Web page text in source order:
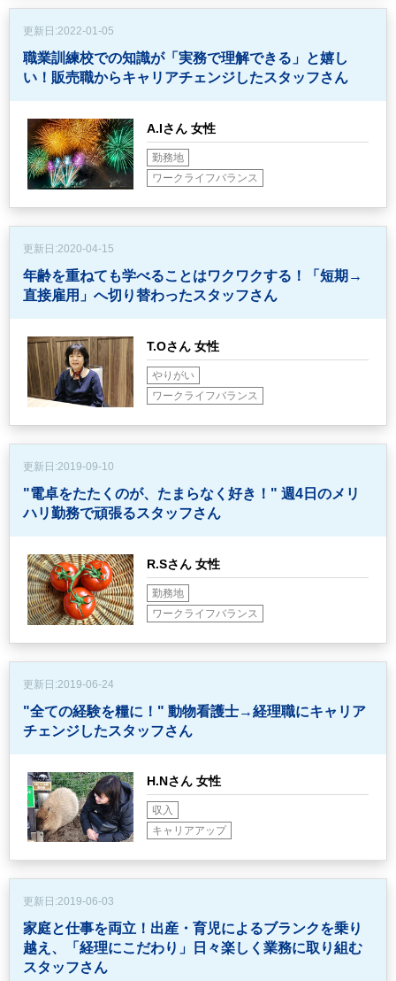
更新日:2022-01-05
職業訓練校での知識が「実務で理解できる」と嬉し
い！ 販売職からキャリアチェンジしたスタッフさん
A.Iさん 女性
勤務地
ワークライフバランス
更新日:2020-04-15
年齢を重ねても学べることはワクワクする！
「短期→
直接雇用」へ切り替わったスタッフさん
T.Oさん 女性
やりがい
ワークライフバランス
更新日:2019-09-10
"電卓をたたくのが、たまらなく好き！" 週4日のメリ
ハリ勤務で頑張るスタッフさん
R.Sさん 女性
勤務地
ワークライフバランス
更新日:2019-06-24
"全ての経験を糧に！" 動物看護士→経理職にキャリア
チェンジしたスタッフさん
H.Nさん 女性
収入
キャリアアップ
更新日:2019-06-03
家庭と仕事を両立！出産・育児によるブランクを乗り
越え、
「経理にこだわり」日々楽しく業務に取り組む
スタッフさん